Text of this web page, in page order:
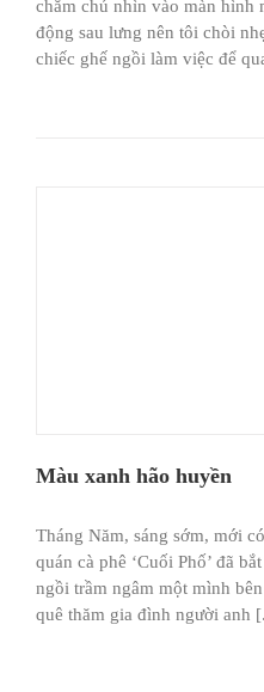
chăm chú nhìn vào màn hình
động sau lưng nên tôi chòi
chiếc ghế ngồi làm việc để
Màu xanh hão huyền
Tháng Năm, sáng sớm, mới
quán cà phê ‘Cuối Phố’ đã
ngồi trầm ngâm một mình
quê thăm gia đình người anh